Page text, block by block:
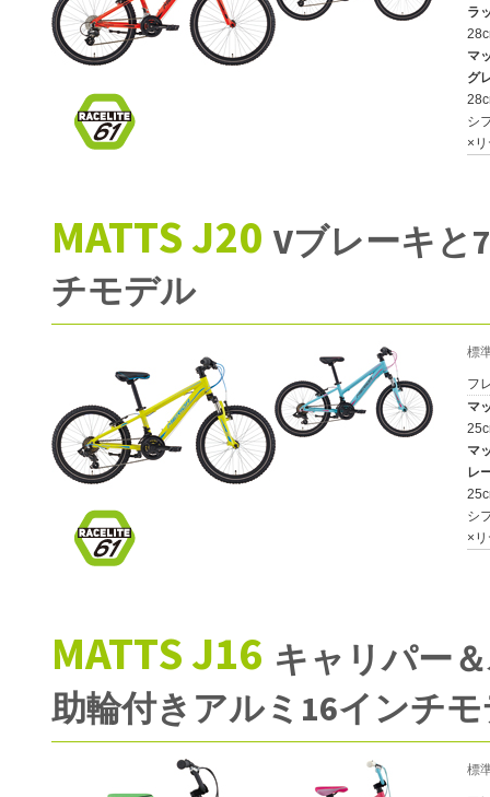
ラ
マ
グ
シ
×
MATTS J20 Vブレーキと
チモデル
標
フ
マ
マ
レ
シ
×
MATTS J16 キャリパー
助輪付きアルミ16インチ
標